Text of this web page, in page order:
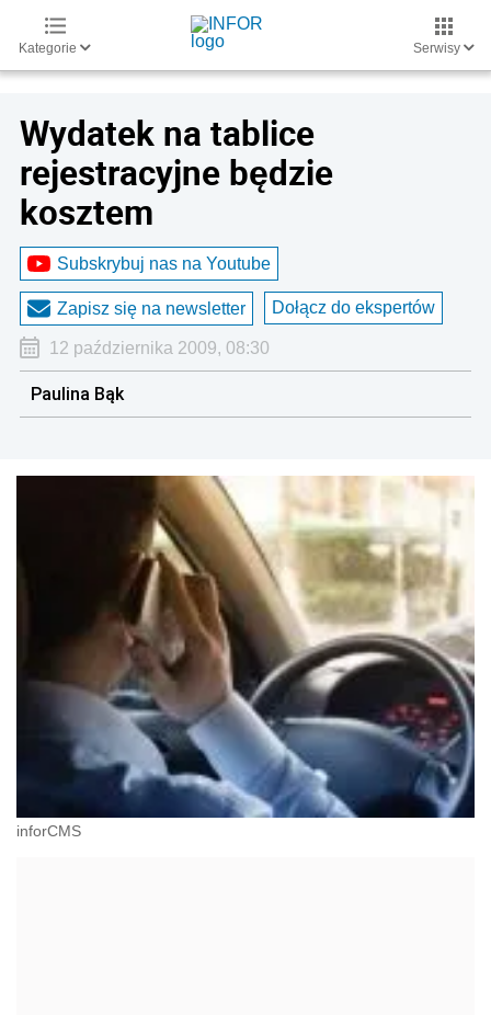
Kategorie Serwisy
Wydatek na tablice
rejestracyjne będzie
kosztem
Subskrybuj nas na Youtube
Zapisz się na newsletter Dołącz do ekspertów
12 października 2009, 08:30
Paulina Bąk
inforCMS